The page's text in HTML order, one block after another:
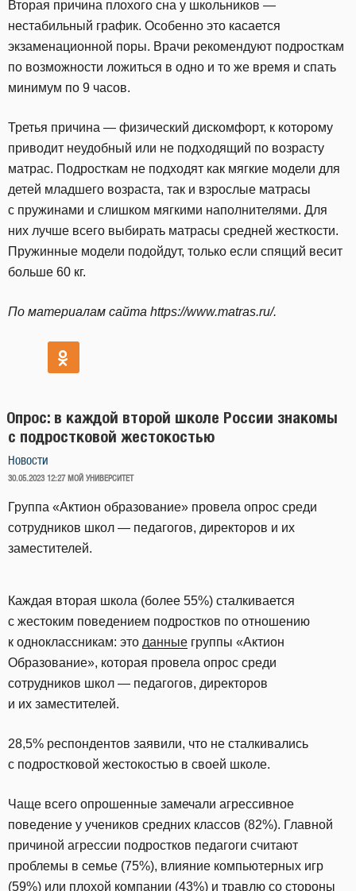
Вторая причина плохого сна у школьников —
нестабильный график. Особенно это касается
экзаменационной поры. Врачи рекомендуют подросткам
по возможности ложиться в одно и то же время и спать
минимум по 9 часов.
Третья причина — физический дискомфорт, к которому
приводит неудобный или не подходящий по возрасту
матрас. Подросткам не подходят как мягкие модели для
детей младшего возраста, так и взрослые матрасы
с пружинами и слишком мягкими наполнителями. Для
них лучше всего выбирать матрасы средней жесткости.
Пружинные модели подойдут, только если спящий весит
больше 60 кг.
По материалам сайта https://www.matras.ru/.
Опрос: в каждой второй школе России знакомы
с подростковой жестокостью
Новости
ОПУБЛИКОВАНО
30.05.2023 12:27 МОЙ УНИВЕРСИТЕТ
Группа «Актион образование» провела опрос среди
сотрудников школ — педагогов, директоров и их
заместителей.
Каждая вторая школа (более 55%) сталкивается
с жестоким поведением подростков по отношению
к одноклассникам: это данные группы «Актион
Образование», которая провела опрос среди
сотрудников школ — педагогов, директоров
и их заместителей.
28,5% респондентов заявили, что не сталкивались
с подростковой жестокостью в своей школе.
Чаще всего опрошенные замечали агрессивное
поведение у учеников средних классов (82%). Главной
причиной агрессии подростков педагоги считают
проблемы в семье (75%), влияние компьютерных игр
(59%) или плохой компании (43%) и травлю со стороны